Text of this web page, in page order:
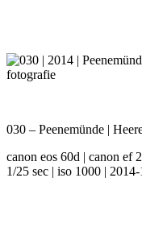
030 – Peenemünde |
canon eos 60d | canon ef
1/25 sec | iso 1000 |